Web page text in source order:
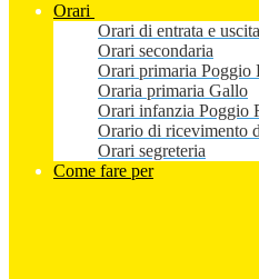
Orari
Orari di entrata e
Orari secondaria
Orari primaria Poggio
Oraria primaria Gallo
Orari infanzia Poggio
Orario di ricevimento
Orari segreteria
Come fare per